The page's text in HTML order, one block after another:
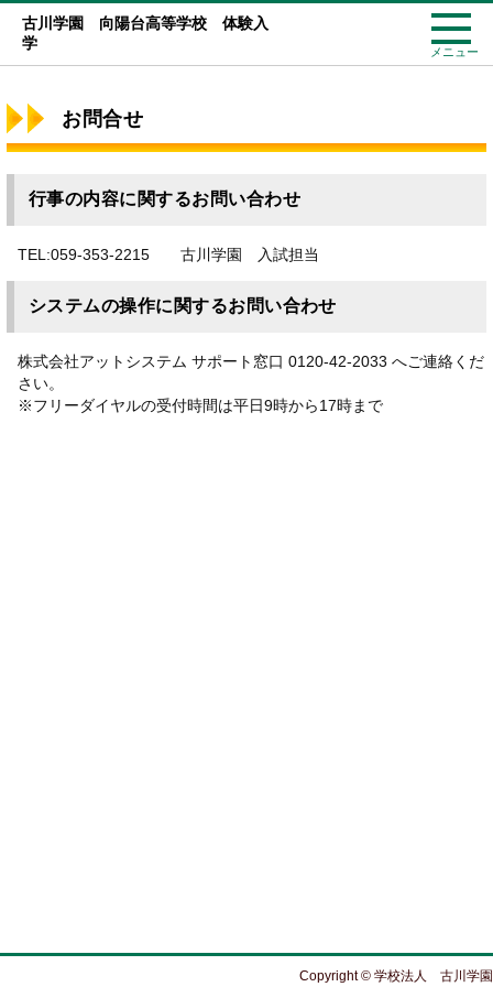
古川学園 向陽台高等学校 体験入
学
メニュー
お問合せ
行事の内容に関するお問い合わせ
TEL:059-353-2215 古川学園 入試担当
システムの操作に関するお問い合わせ
株式会社アットシステム サポート窓口 0120-42-2033 へご連絡くだ
さい。
※フリーダイヤルの受付時間は平日9時から17時まで
Copyright © 学校法人 古川学園